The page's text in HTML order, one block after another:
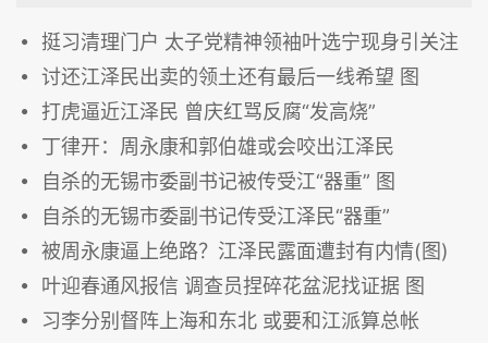
挺习清理门户 太子党精神领袖叶选宁现身引关注
讨还江泽民出卖的领土还有最后一线希望 图
打虎逼近江泽民 曾庆红骂反腐“发高烧”
丁律开：周永康和郭伯雄或会咬出江泽民
自杀的无锡市委副书记被传受江“器重” 图
自杀的无锡市委副书记传受江泽民“器重”
被周永康逼上绝路？江泽民露面遭封有内情(图)
叶迎春通风报信 调查员捏碎花盆泥找证据 图
习李分别督阵上海和东北 或要和江派算总帐